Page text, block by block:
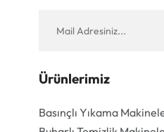
Ürünlerimiz
Basınçlı Yıkama